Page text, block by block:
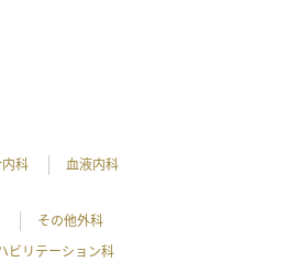
科
血液内科
その他外科
ビリテーション科